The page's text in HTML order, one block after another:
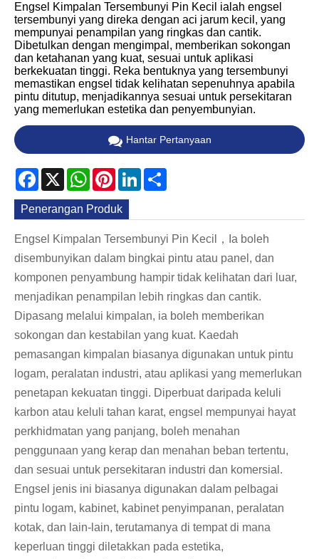
Engsel Kimpalan Tersembunyi Pin Kecil ialah engsel
tersembunyi yang direka dengan aci jarum kecil, yang
mempunyai penampilan yang ringkas dan cantik.
Dibetulkan dengan mengimpal, memberikan sokongan
dan ketahanan yang kuat, sesuai untuk aplikasi
berkekuatan tinggi. Reka bentuknya yang tersembunyi
memastikan engsel tidak kelihatan sepenuhnya apabila
pintu ditutup, menjadikannya sesuai untuk persekitaran
yang memerlukan estetika dan penyembunyian.
Hantar Pertanyaan
Facebook
X WhatsApp
PinterestLinkedIn
Penerangan Produk
Engsel Kimpalan Tersembunyi Pin Kecil，Ia boleh
disembunyikan dalam bingkai pintu atau panel, dan
komponen penyambung hampir tidak kelihatan dari luar,
menjadikan penampilan lebih ringkas dan cantik.
Dipasang melalui kimpalan, ia boleh memberikan
sokongan dan kestabilan yang kuat. Kaedah
pemasangan kimpalan biasanya digunakan untuk pintu
logam, peralatan industri, atau aplikasi yang memerlukan
penetapan kekuatan tinggi. Diperbuat daripada keluli
karbon atau keluli tahan karat, engsel mempunyai hayat
perkhidmatan yang panjang, boleh menahan
penggunaan yang kerap dan menahan beban tertentu,
dan sesuai untuk persekitaran industri dan komersial.
Engsel jenis ini biasanya digunakan dalam pelbagai
pintu logam, kabinet, kabinet penyimpanan, peralatan
kotak, dan lain-lain, terutamanya di tempat di mana
keperluan tinggi diletakkan pada estetika,